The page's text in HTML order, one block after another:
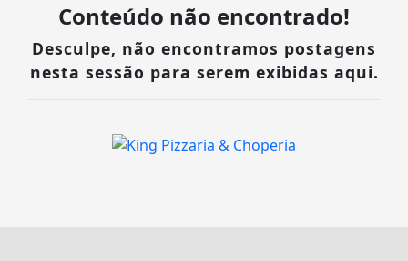
Conteúdo não encontrado!
Desculpe, não encontramos postagens
nesta sessão para serem exibidas aqui.